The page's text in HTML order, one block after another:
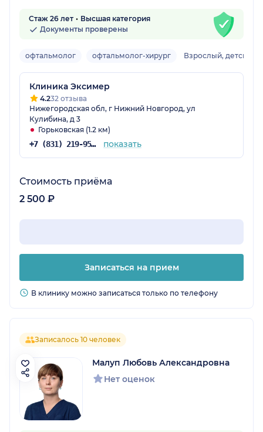
Стаж 26 лет
Высшая категория
Документы проверены
офтальмолог офтальмолог-хирург Взрослый, детский
Клиника Эксимер
4.232 отзыва
Нижегородская обл, г Нижний Новгород, ул
Кулибина, д 3
Горьковская (1.2 км)
+7 (831) 219-95-03 показать
Стоимость приёма
2 500 ₽
Записаться на прием
В клинику можно записаться только по телефону
Записалось 10 человек
Малуп Любовь Александровна
Нет оценок